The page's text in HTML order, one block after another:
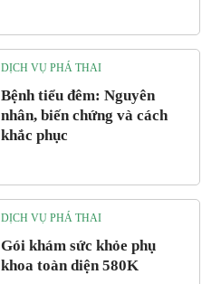
DỊCH VỤ PHÁ THAI
Bệnh tiểu đêm: Nguyên
nhân, biến chứng và cách
khắc phục
DỊCH VỤ PHÁ THAI
Gói khám sức khỏe phụ
khoa toàn diện 580K